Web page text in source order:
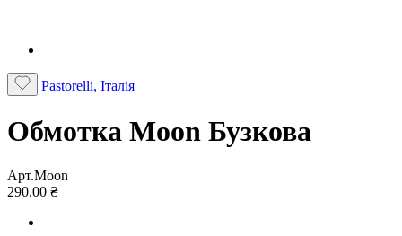
Pastorelli, Італія
Обмотка Moon Бузкова
Арт.Moon
290.00 ₴